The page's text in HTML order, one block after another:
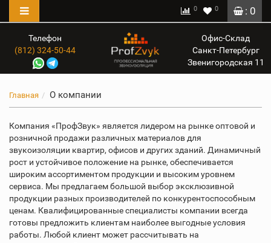
: 0
0 0
Телефон
(812) 324-50-44
Офис-Склад
Санкт-Петербург
Звенигородская 11
Главная О компании
Компания «ПрофЗвук» является лидером на рынке оптовой и
розничной продажи различных материалов для
звукоизоляции квартир, офисов и других зданий. Динамичный
рост и устойчивое положение на рынке, обеспечивается
широким ассортиментом продукции и высоким уровнем
сервиса. Мы предлагаем большой выбор эксклюзивной
продукции разных производителей по конкурентоспособным
ценам. Квалифицированные специалисты компании всегда
готовы предложить клиентам наиболее выгодные условия
работы. Любой клиент может рассчитывать на